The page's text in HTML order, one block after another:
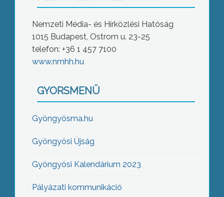
Nemzeti Média- és Hírközlési Hatóság
1015 Budapest, Ostrom u. 23-25
telefon: +36 1 457 7100
www.nmhh.hu
GYORSMENÜ
Gyöngyösma.hu
Gyöngyösi Újság
Gyöngyösi Kalendárium 2023
Pályázati kommunikáció